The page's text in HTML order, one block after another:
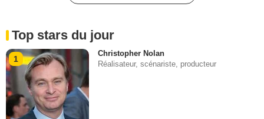
Top stars du jour
1
Christopher Nolan
Réalisateur, scénariste, producteur